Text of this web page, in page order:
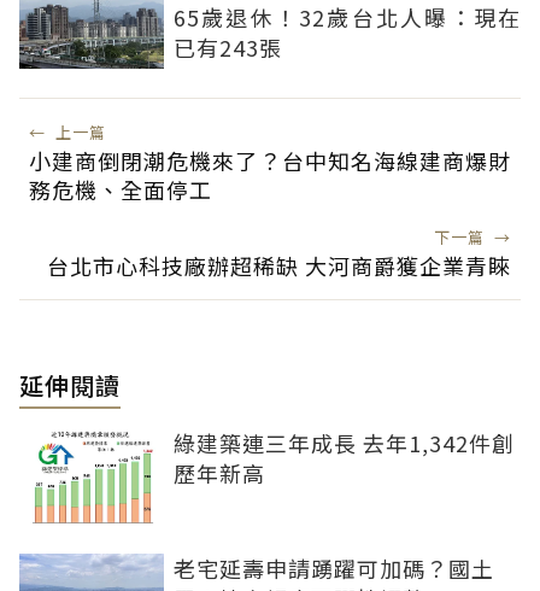
65歲退休！32歲台北人曝：現在
已有243張
← 上一篇
小建商倒閉潮危機來了？台中知名海線建商爆財
務危機、全面停工
下一篇 →
台北市心科技廠辦超稀缺 大河商爵獲企業青睞
延伸閱讀
綠建築連三年成長 去年1,342件創
歷年新高
老宅延壽申請踴躍可加碼？國土